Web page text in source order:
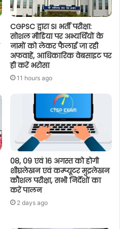
CGPSC द्वारा SI भर्ती परीक्षा:
सोशल मीडिया पर अभ्यर्थियों के
नामों को लेकर फैलाई जा रही
अफवाहें, आधिकारिक वेबसाइट पर
ही करें भरोसा
11 hours ago
08, 09 एवं 16 अगस्त को होगी
शीघ्रलेखन एवं कम्प्यूटर मुद्रलेखन
कौशल परीक्षा, सभी निर्देशों का
करें पालन
2 days ago